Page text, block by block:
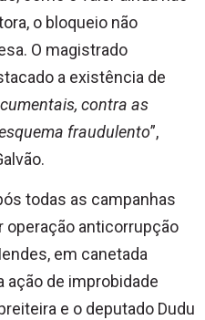
o bloqueio não
O magistrado
a existência de
contra as
fraudulento”,
todas as campanhas
operação anticorrupção
em canetada
ação de improbidade
e o deputado Dudu